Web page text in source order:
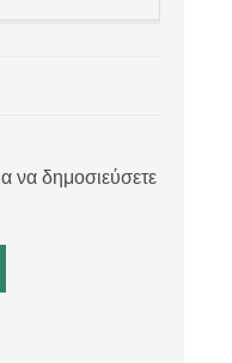
να δημοσιεύσετε